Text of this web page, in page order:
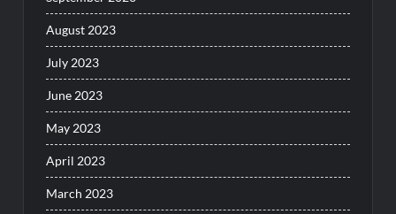
August 2023
July 2023
June 2023
May 2023
April 2023
March 2023